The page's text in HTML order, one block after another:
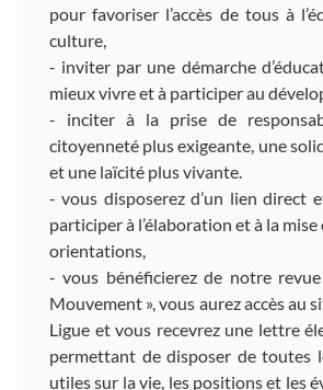
pour favoriser l’accès de tous à
culture,
- inviter par une démarche
mieux vivre et à participer au
- inciter à la prise de
citoyenneté plus exigeante, une
et une laïcité plus vivante.
- vous disposerez d’un lien direct
participer à l’élaboration et à la
orientations,
- vous bénéficierez de notre
Mouvement », vous aurez accès au
Ligue et vous recevrez une lettre
permettant de disposer de toutes
utiles sur la vie, les positions et les